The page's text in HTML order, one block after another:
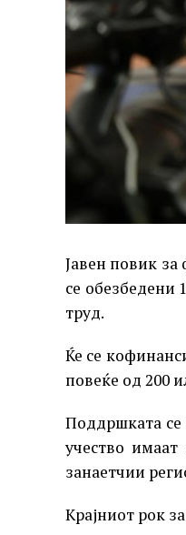
Јавен повик
се обезбедени
труд.
Ќе се
повеќе од 200
Поддршката се
учество
занаетчии
Крајниот рок